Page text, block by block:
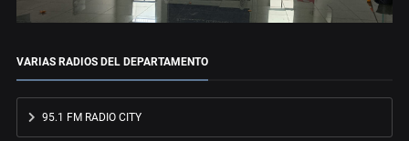
VARIAS RADIOS DEL DEPARTAMENTO
95.1 FM RADIO CITY